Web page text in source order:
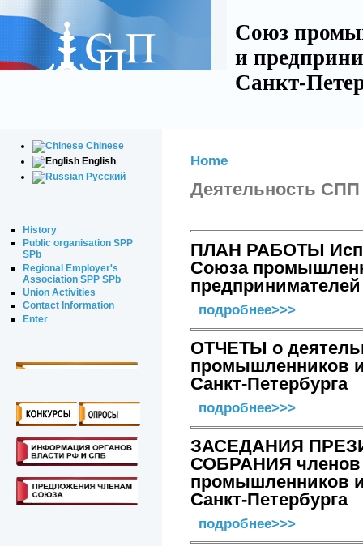
Союз
и
Санкт-
Chinese
English
Русский
History
Public organisation SPP
SPb
Regional Employer's
Association SPP SPb
Union Activities
Contact Information
Enter
Home
Деятельность
ПЛАН РАБОТЫ
Союза
подробнее>>>
ОТЧЕТЫ о
промышленников
Санкт-Петербурга
подробнее>>>
ЗАСЕДАНИЯ
СОБРАНИЯ
промышленников
Санкт-Петербурга
подробнее>>>